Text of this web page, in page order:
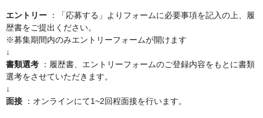
エントリー ：「応募する」よりフォームに必要事項を記入の上、履
歴書をご提出ください。
※募集期間内のみエントリーフォームが開けます
↓
書類選考 ：履歴書、エントリーフォームのご登録内容をもとに書類
選考をさせていただきます。
↓
面接 ：オンラインにて1~2回程面接を行います。